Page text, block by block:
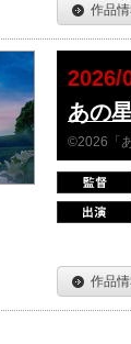
作品
2026/
あの
©2026「
作品